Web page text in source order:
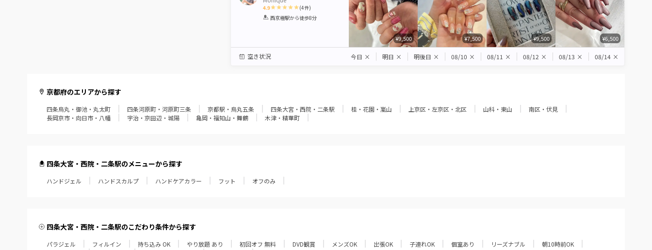
4.9
1 2 3 4 5
(4件)
西京極駅から徒歩8分
¥9,500 ¥7,500 ¥9,500 ¥6,500
空き状況 今日 × 明日 × 明後日 × 08/10 × 08/11 × 08/12 × 08/13 × 08/14 ×
京都府のエリアから探す
四条烏丸・御池・丸太町 四条河原町・河原町三条 京都駅・烏丸五条 四条大宮・西院・二条駅 桂・花園・嵐山 上京区・左京区・北区 山科・東山
南区・伏見
長岡京市・向日市・八幡
宇治・京田辺・城陽 亀岡・福知山・舞鶴 木津・精華町
四条大宮・西院・二条駅のメニューから探す
ハンドジェル ハンドスカルプ ハンドケアカラー フット オフのみ
四条大宮・西院・二条駅のこだわり条件から探す
パラジェル フィルイン 持ち込み OK やり放題 あり 初回オフ 無料 DVD観賞 メンズOK 出張OK 子連れOK 個室あり リーズナブル
朝10時前OK